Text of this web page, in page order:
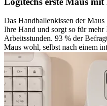
Das Handballenkissen der
Ihre Hand und sorgt so für
Arbeitsstunden. 93 % der
Maus wohl, selbst nach einem